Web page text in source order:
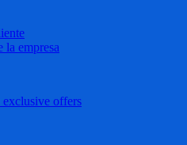
la empresa
exclusive offers